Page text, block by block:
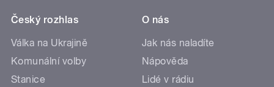
Český rozhlas
Válka na Ukrajině
Komunální volby
Stanice
O nás
Jak nás naladíte
Nápověda
Lidé v rádiu